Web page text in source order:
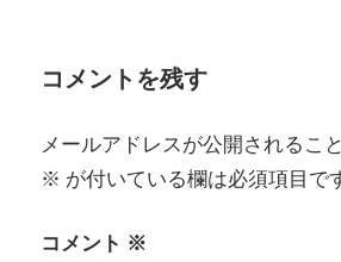
ー
シ
ョ
ン
コメントを残す
メールアドレスが公開されるこ
※ が付いている欄は必須項目で
コメント ※